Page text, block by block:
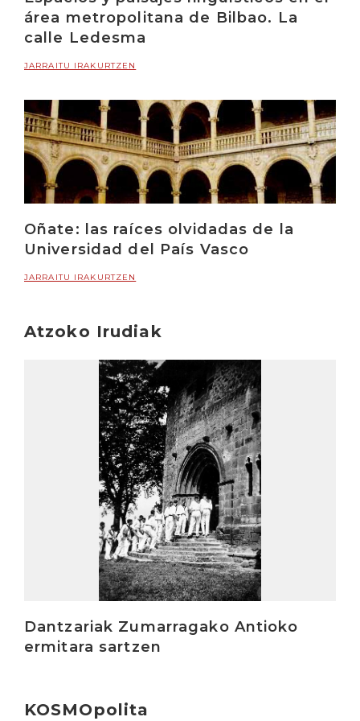
área metropolitana de Bilbao. La
calle Ledesma
JARRAITU IRAKURTZEN
Oñate: las raíces olvidadas de la
Universidad del País Vasco
JARRAITU IRAKURTZEN
Atzoko Irudiak
Dantzariak Zumarragako Antioko
ermitara sartzen
KOSMOpolita